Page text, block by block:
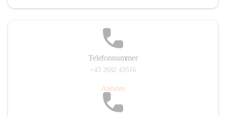
Telefonnummer
+43 2662 43516
Anrufen